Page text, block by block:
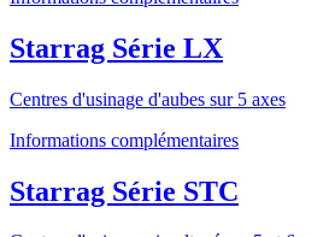
Starrag Série LX
Centres d'usinage d'aubes sur 5 axes
Informations complémentaires
Starrag Série STC